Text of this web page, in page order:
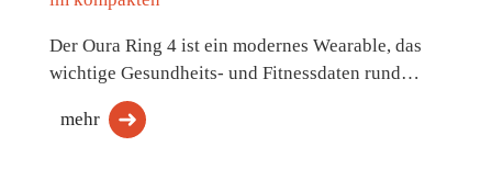
Der Oura Ring 4 ist ein modernes Wearable, das
wichtige Gesundheits- und Fitnessdaten rund…
mehr